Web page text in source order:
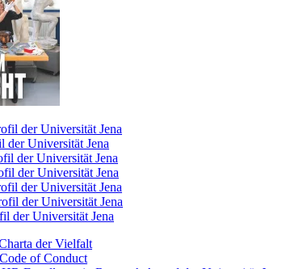
der Universität Jena
Universität Jena
der Universität Jena
der Universität Jena
der Universität Jena
der Universität Jena
der Universität Jena
der Vielfalt
of Conduct